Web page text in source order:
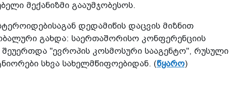
მექანიზმი გააუმჯობესოს.
დედამიწის დაცვის მიზნით
გახდა: საერთაშორისო კონფერენციის
შეუერთდა "ევროპის კოსმოსური სააგენტო", რუსული
სხვა სახელმწიფოებიდან. (წყარო)